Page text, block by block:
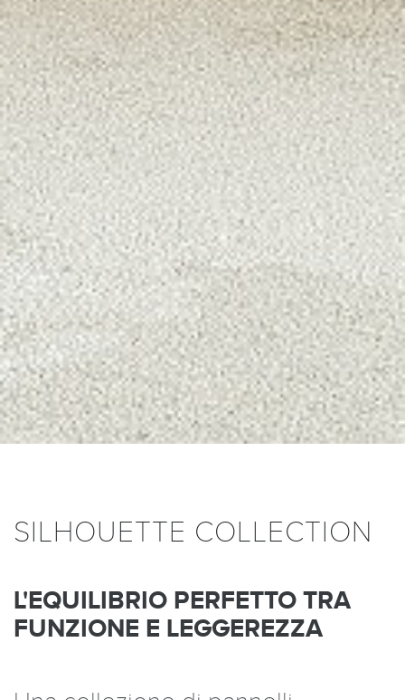
SILHOUETTE COLLECTION
L'EQUILIBRIO PERFETTO TRA
FUNZIONE E LEGGEREZZA